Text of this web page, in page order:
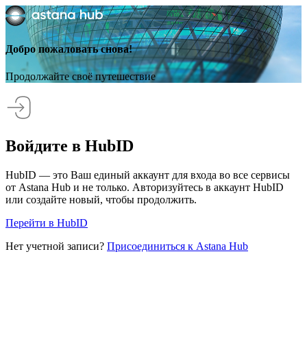
Добро пожаловать снова!
Продолжайте своё путешествие
Войдите в HubID
HubID — это Ваш единый аккаунт для входа во все сервисы
от Astana Hub и не только. Авторизуйтесь в аккаунт HubID
или создайте новый, чтобы продолжить.
Перейти в HubID
Нет учетной записи? Присоединиться к Astana Hub